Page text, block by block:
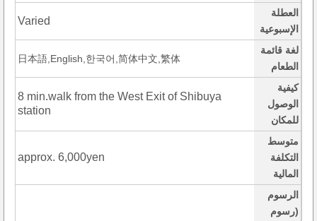
العطلة
الإسبوعية
Varied
لغة قائمة
الطعام
日本語,English,한국어,简体中文,繁体
كيفية
الوصول
للمكان
8 min.walk from the West Exit of Shibuya
station
متوسط
التكلفة
المالية
approx. 6,000yen
الرسوم
(رسوم